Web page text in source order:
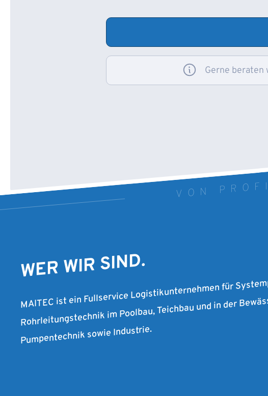
Gerne beraten
VON
WER WIR SIND.
MAITEC ist ein Fullservice Logistikunternehmen für
Rohrleitungstechnik im Poolbau, Teichbau und in der
Pumpentechnik sowie Industrie.